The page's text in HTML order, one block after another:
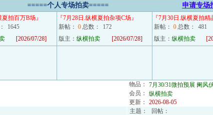
=====个人专场拍卖===== 申请专场
夏拍百万B场』
1645
『7月28日.纵横夏拍杂项C场』
新帖： 0 总数： 172
『7月30日.纵横夏拍精
新帖： 0 总数：
481
[2026/07/28] 版主： 纵横拍卖 [2026/07/28] 版主： 纵横拍卖
物品：
7月30/31微拍预展 阑风
会员：
纵横拍卖
更新：
2026-08-05
主题： 回帖：